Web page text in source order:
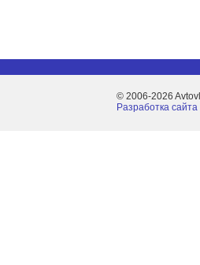
© 2006-2026
Разработка